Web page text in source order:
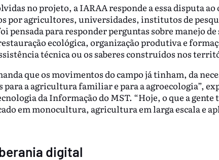
no projeto, a IARAA responde a essa disputa
por agricultores, universidades, institutos de
pensada para responder perguntas sobre manejo
ecológica, organização produtiva e
técnica ou os saberes construídos nos
que os movimentos do campo já tinham, da
para a agricultura familiar e para a agroecologia”,
da Informação do MST. “Hoje, o que a gente
em monocultura, agricultura em larga escala e
digital